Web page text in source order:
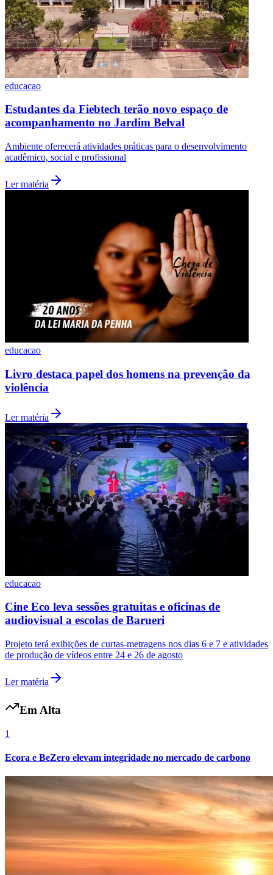
Atlético-MG
Cruzeiro
Bahia
educacao
Estudantes da Fiebtech terão novo espaço de
acompanhamento no Jardim Belval
Ambiente oferecerá atividades práticas para o desenvolvimento
acadêmico, social e profissional
Ler matéria
educacao
Livro destaca papel dos homens na prevenção da
violência
Ler matéria
educacao
Cine Eco leva sessões gratuitas e oficinas de
audiovisual a escolas de Barueri
Projeto terá exibições de curtas-metragens nos dias 6 e 7 e atividades
de produção de vídeos entre 24 e 26 de agosto
Ler matéria
Em Alta
1
Ecora e BeZero elevam integridade no mercado de carbono